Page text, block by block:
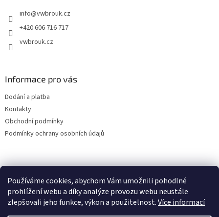
Používáme cookies, abychom Vám umožnili pohodlné
prohlížení webu a díky analýze provozu webu neustále
zlepšovali jeho funkce, výkon a použitelnost.Více informací
info@vwbrouk.cz
+420 606 716 717
vwbrouk.cz
Informace pro vás
Dodání a platba
Kontakty
Obchodní podmínky
Podmínky ochrany osobních údajů